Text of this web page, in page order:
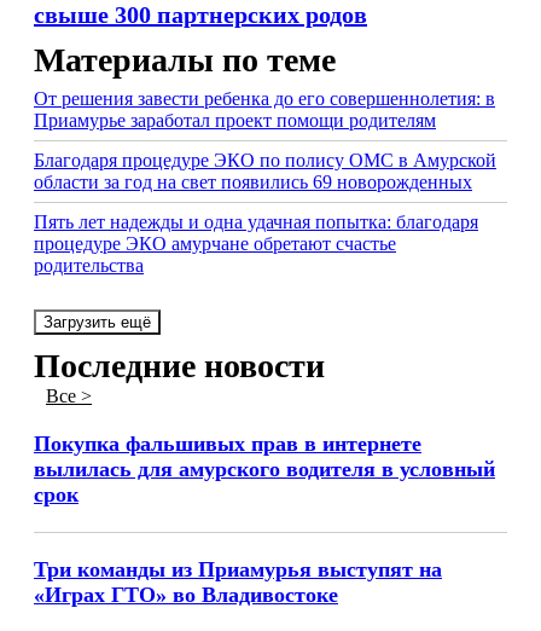
свыше 300 партнерских родов
Материалы по теме
От решения завести ребенка до его совершеннолетия: в
Приамурье заработал проект помощи родителям
Благодаря процедуре ЭКО по полису ОМС в Амурской
области за год на свет появились 69 новорожденных
Пять лет надежды и одна удачная попытка: благодаря
процедуре ЭКО амурчане обретают счастье
родительства
Загрузить ещё
Последние новости
Все >
Покупка фальшивых прав в интернете
вылилась для амурского водителя в условный
срок
Три команды из Приамурья выступят на
«Играх ГТО» во Владивостоке